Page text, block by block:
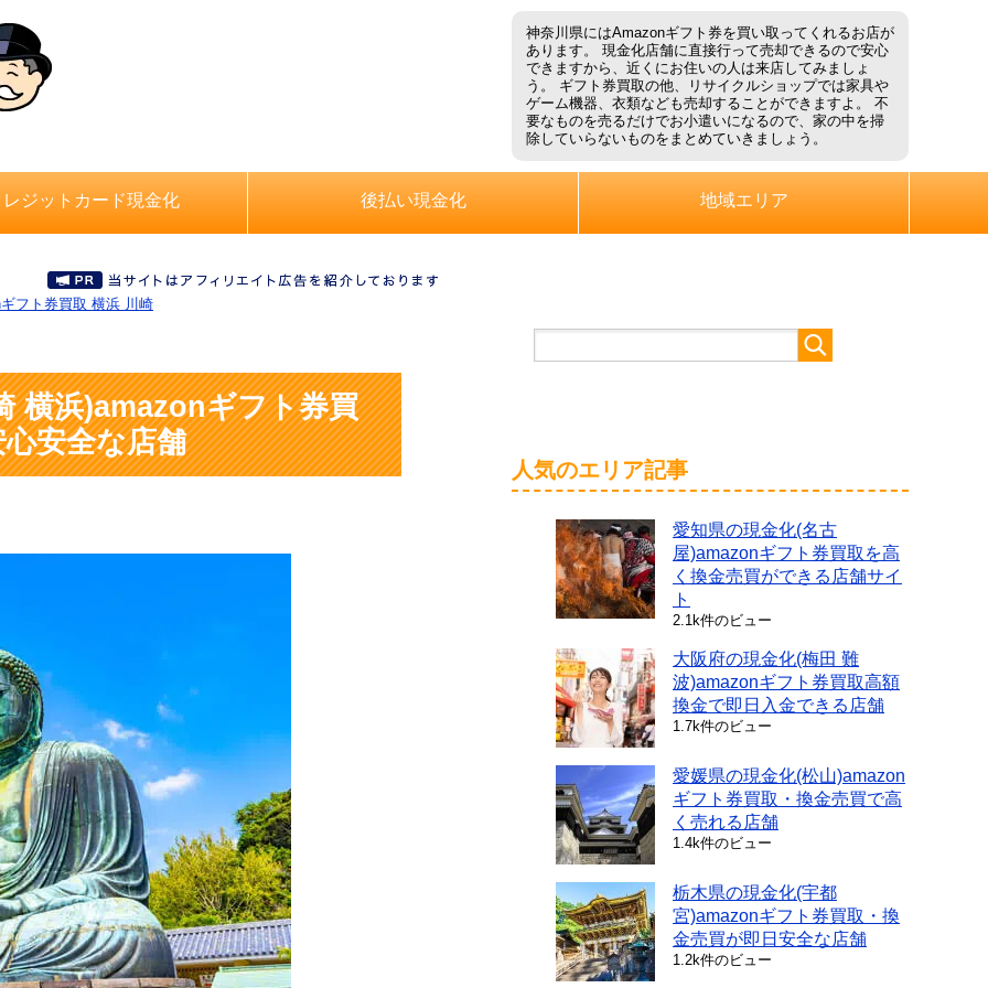
神奈川県にはAmazonギフト券を買い取ってくれるお店が
あります。 現金化店舗に直接行って売却できるので安心
できますから、近くにお住いの人は来店してみましょ
う。 ギフト券買取の他、リサイクルショップでは家具や
ゲーム機器、衣類なども売却することができますよ。 不
要なものを売るだけでお小遣いになるので、家の中を掃
除していらないものをまとめていきましょう。
ジットカード現金化 後払い現金化 地域エリア
フト券買取 横浜 川崎
横浜)amazonギフト券買
安全な店舗
人気のエリア記事
愛知県の現金化(名古
屋)amazonギフト券買取を高
く換金売買ができる店舗サイ
ト
2.1k件のビュー
大阪府の現金化(梅田 難
波)amazonギフト券買取高額
換金で即日入金できる店舗
1.7k件のビュー
愛媛県の現金化(松山)amazon
ギフト券買取・換金売買で高
く売れる店舗
1.4k件のビュー
栃木県の現金化(宇都
宮)amazonギフト券買取・換
金売買が即日安全な店舗
1.2k件のビュー